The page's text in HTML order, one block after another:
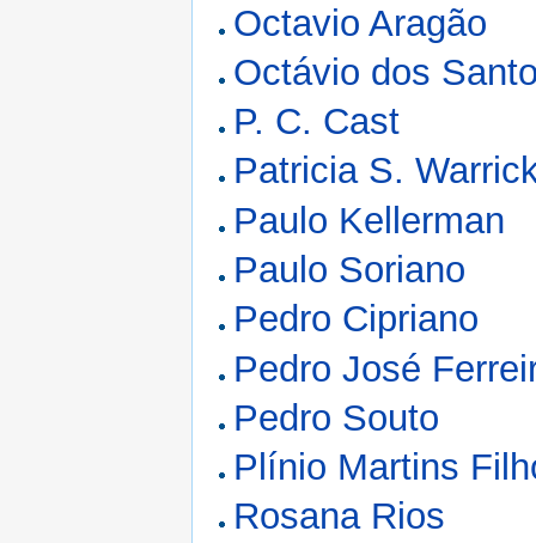
Octavio Aragão
Octávio dos
P. C. Cast
Patricia S.
Paulo Kellerman
Paulo Soriano
Pedro Cipriano
Pedro José
Pedro Souto
Plínio Martins
Rosana Rios